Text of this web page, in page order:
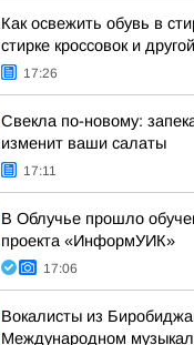
Как освежить обувь в
стирке кроссовок и
17:26
Свекла по-новому:
изменит ваши салаты
17:11
В Облучье прошло
проекта «ИнформУИК»
17:06
Вокалисты из
Международном